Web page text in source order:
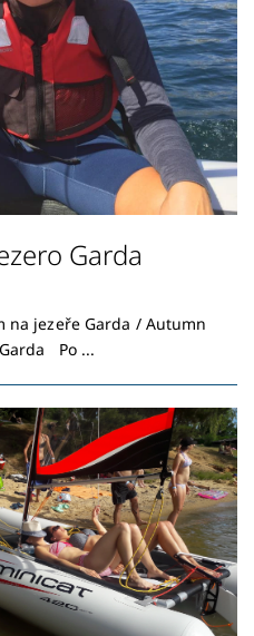
Garda
na jezeře Garda / Autumn
Po ...